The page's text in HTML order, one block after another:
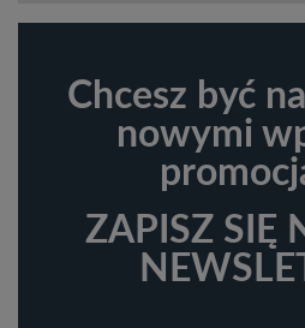
Chcesz być
nowymi
ZAPISZ SIĘ